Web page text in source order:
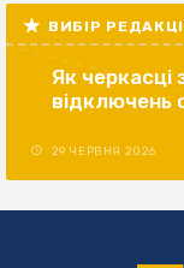
ВИБІР
Як черкасці
відключень
29 ЧЕРВНЯ 2026